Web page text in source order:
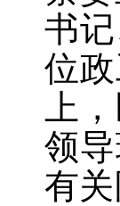
书
位
上
领
有